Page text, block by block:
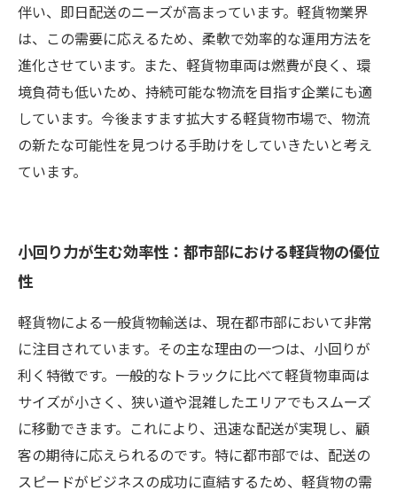
伴い、即日配送のニーズが高まっています。軽貨物業界
は、この需要に応えるため、柔軟で効率的な運用方法を
進化させています。また、軽貨物車両は燃費が良く、環
境負荷も低いため、持続可能な物流を目指す企業にも適
しています。今後ますます拡大する軽貨物市場で、物流
の新たな可能性を見つける手助けをしていきたいと考え
ています。
小回り力が生む効率性：都市部における軽貨物の優位
性
軽貨物による一般貨物輸送は、現在都市部において非常
に注目されています。その主な理由の一つは、小回りが
利く特徴です。一般的なトラックに比べて軽貨物車両は
サイズが小さく、狭い道や混雑したエリアでもスムーズ
に移動できます。これにより、迅速な配送が実現し、顧
客の期待に応えられるのです。特に都市部では、配送の
スピードがビジネスの成功に直結するため、軽貨物の需